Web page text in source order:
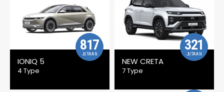
817
JUTAAN
IONIQ 5
4 Type
321
JUTAAN
NEW CRETA
7 Type